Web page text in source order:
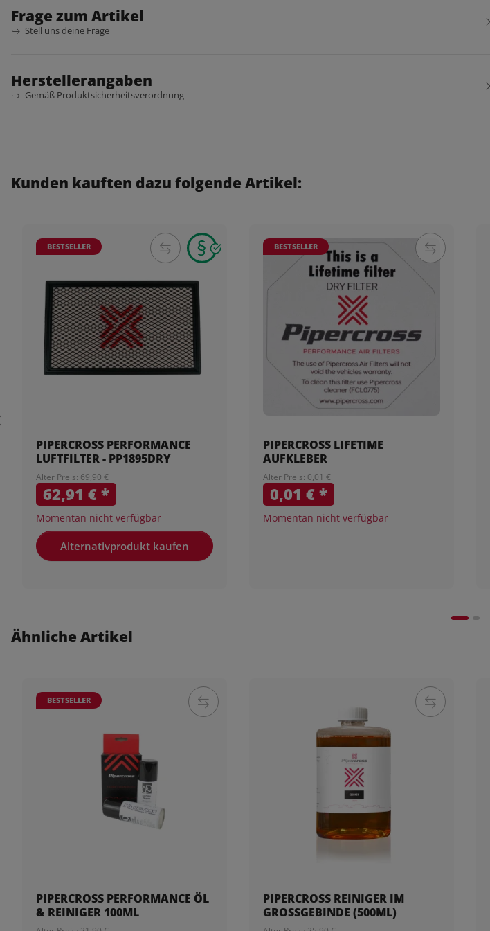
Frage zum Artikel
Stell uns deine Frage
Herstellerangaben
Gemäß Produktsicherheitsverordnung
Kunden kauften dazu folgende Artikel:
BESTSELLER
PIPERCROSS PERFORMANCE
LUFTFILTER - PP1895DRY
Alter Preis: 69,90 €
62,91 €*
Momentan nicht verfügbar
Alternativprodukt kaufen
BESTSELLER
PIPERCROSS LIFETIME
AUFKLEBER
Alter Preis: 0,01 €
0,01 €*
Momentan nicht verfügbar
Ähnliche Artikel
BESTSELLER
PIPERCROSS PERFORMANCE ÖL
& REINIGER 100ML
PIPERCROSS REINIGER IM
GROSSGEBINDE (500ML)